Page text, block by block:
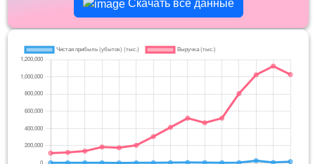
Скачать все данные